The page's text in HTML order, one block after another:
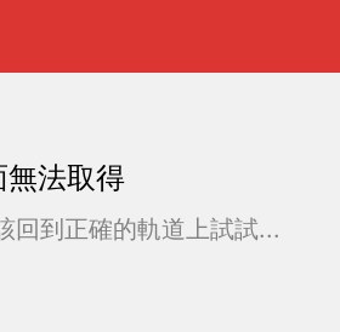
法取得
回到正確的軌道上試試...